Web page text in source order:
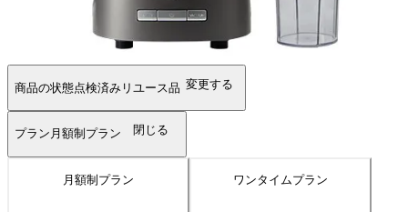
商品の状態点検済みリユース品 変更する
プラン 月額制プラン 閉じる
月額制プラン ワンタイムプラン